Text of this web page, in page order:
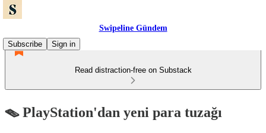
Swipeline Gündem
Subscribe
Sign in
Read distraction-free on Substack
🪤 PlayStation'dan yeni para tuzağı